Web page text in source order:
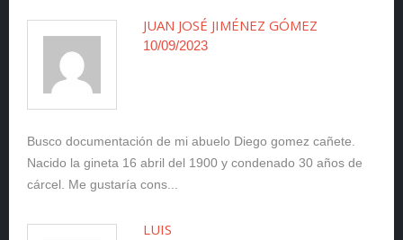
JUAN JOSÉ JIMÉNEZ GÓMEZ
10/09/2023
Busco documentación de mi abuelo Diego gomez cañete.
Nacido la gineta 16 abril del 1900 y condenado 30 años de
cárcel. Me gustaría cons...
LUIS